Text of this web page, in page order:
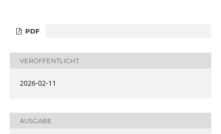
PDF
VERÖFFENTLICHT
2026-02-11
AUSGABE